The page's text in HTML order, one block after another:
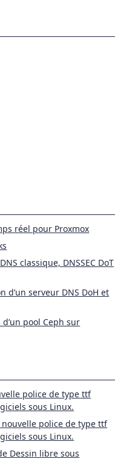
réel pour Proxmox
classique, DNSSEC DoT
serveur DNS DoH et
pool Ceph sur
police de type ttf
sous Linux.
police de type ttf
sous Linux.
Dessin libre sous